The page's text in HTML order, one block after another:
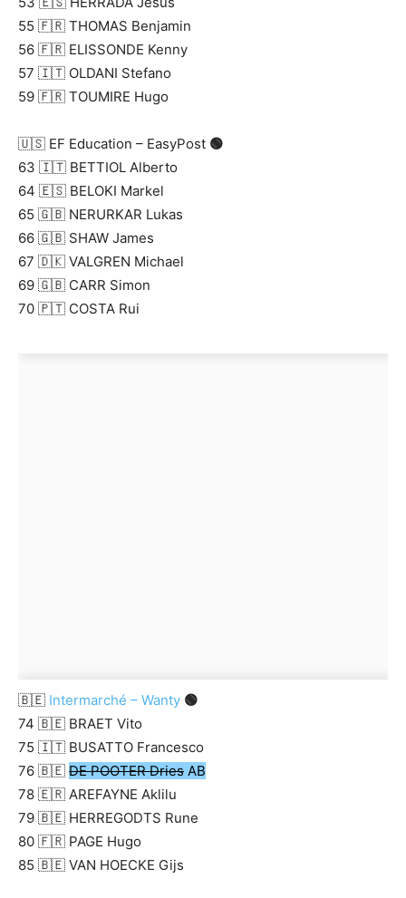
55 🇫🇷 THOMAS Benjamin
56 🇫🇷 ELISSONDE Kenny
57 🇮🇹 OLDANI Stefano
59 🇫🇷 TOUMIRE Hugo
🇺🇸 EF Education – EasyPost 🟢
63 🇮🇹 BETTIOL Alberto
64 🇪🇸 BELOKI Markel
65 🇬🇧 NERURKAR Lukas
66 🇬🇧 SHAW James
67 🇩🇰 VALGREN Michael
69 🇬🇧 CARR Simon
70 🇵🇹 COSTA Rui
🇧🇪 Intermarché – Wanty 🟢
74 🇧🇪 BRAET Vito
75 🇮🇹 BUSATTO Francesco
76 🇧🇪 DE POOTER Dries AB
78 🇪🇷 AREFAYNE Aklilu
79 🇧🇪 HERREGODTS Rune
80 🇫🇷 PAGE Hugo
85 🇧🇪 VAN HOECKE Gijs